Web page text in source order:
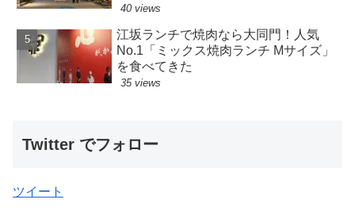
40 views
江坂ランチで焼肉なら大同門！人気
No.1「ミックス焼肉ランチ Mサイズ」
を食べてきた
35 views
Twitter でフォロー
ツイート